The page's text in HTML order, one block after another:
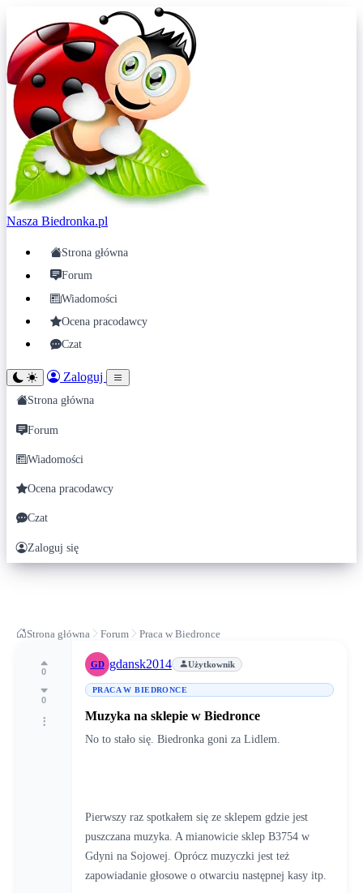
Nasza Biedronka.pl
Strona główna
Forum
Wiadomości
Ocena pracodawcy
Czat
Zaloguj
Strona główna
Forum
Wiadomości
Ocena pracodawcy
Czat
Zaloguj się
Strona główna Forum Praca w Biedronce
0
0
GD gdansk2014 Użytkownik
PRACA W BIEDRONCE
Muzyka na sklepie w Biedronce
No to stało się. Biedronka goni za Lidlem.
Pierwszy raz spotkałem się ze sklepem gdzie jest
puszczana muzyka. A mianowicie sklep B3754 w
Gdyni na Sojowej. Oprócz muzyczki jest też
zapowiadanie głosowe o otwarciu następnej kasy itp.